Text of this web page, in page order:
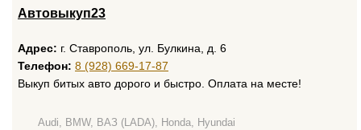
Автовыкуп23
Адрес: г. Ставрополь, ул. Булкина, д. 6
Телефон: 8 (928) 669-17-87
Выкуп битых авто дорого и быстро. Оплата на месте!
Audi, BMW, ВАЗ (LADA), Honda, Hyundai